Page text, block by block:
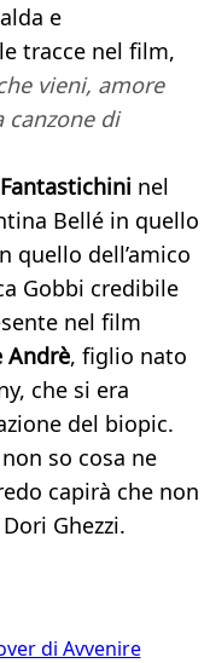
e
tracce nel film,
vieni, amore
canzone di
nel
Bellé in quello
quello dell’amico
Gobbi credibile
nel film
Andrè, figlio nato
che si era
del biopic.
so cosa ne
capirà che non
Ghezzi.
di Avvenire